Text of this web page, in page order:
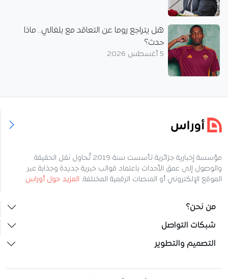
هل يتراجع روما عن التعاقد مع بلغالي.. ماذا
حدث؟
5 أغسطس 2026
مؤسسة إخبارية جزائرية تأسست سنة 2019 تُحاول نقل الحقيقة
والوصول إلى عمق الأحداث باعتماد قوالب خبرية جديدة وجذابة عبر
الموقع الإلكتروني أو المنصات الرقمية المختلفة. المزيد حول أوراس
من نحن؟
شبكات التواصل
التصميم والتطوير